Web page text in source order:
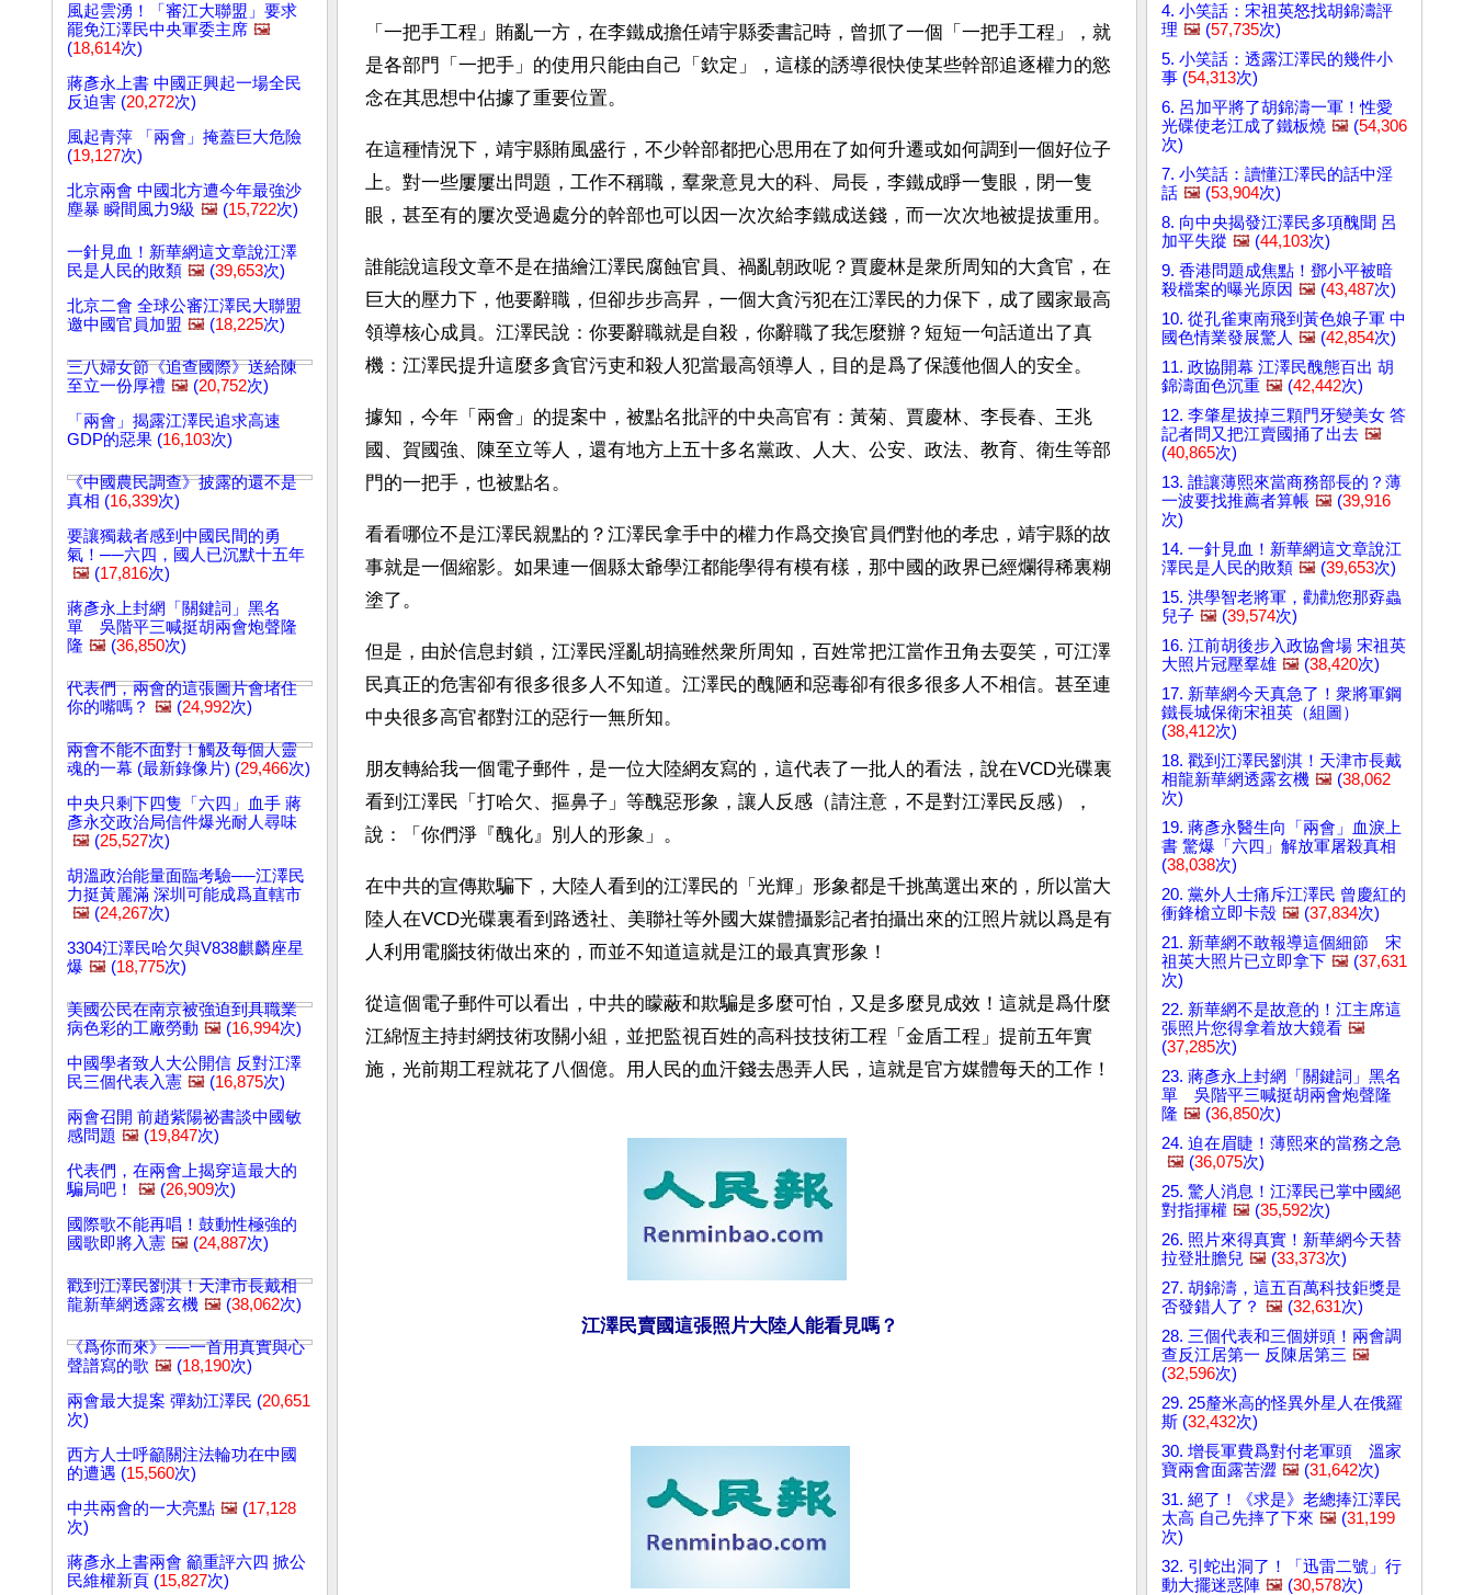
風起雲湧！「審江大聯盟」要求
罷免江澤民中央軍委主席 🖼️
(18,614次)
蔣彥永上書 中國正興起一場全民
反迫害 (20,272次)
風起青萍 「兩會」掩蓋巨大危險
(19,127次)
北京兩會 中國北方遭今年最強沙
塵暴 瞬間風力9級 🖼️ (15,722次)
一針見血！新華網這文章說江澤
民是人民的敗類 🖼️ (39,653次)
北京二會 全球公審江澤民大聯盟
邀中國官員加盟 🖼️ (18,225次)
三八婦女節《追查國際》送給陳
至立一份厚禮 🖼️ (20,752次)
「兩會」揭露江澤民追求高速
GDP的惡果 (16,103次)
《中國農民調查》披露的還不是
真相 (16,339次)
要讓獨裁者感到中國民間的勇
氣！──六四，國人已沉默十五年
🖼️ (17,816次)
蔣彥永上封網「關鍵詞」黑名
單 吳階平三喊挺胡兩會炮聲隆
隆 🖼️ (36,850次)
代表們，兩會的這張圖片會堵住
你的嘴嗎？ 🖼️ (24,992次)
兩會不能不面對！觸及每個人靈
魂的一幕 (最新錄像片) (29,466次)
中央只剩下四隻「六四」血手 蔣
彥永交政治局信件爆光耐人尋味
🖼️ (25,527次)
胡溫政治能量面臨考驗──江澤民
力挺黃麗滿 深圳可能成爲直轄市
🖼️ (24,267次)
3304江澤民哈欠與V838麒麟座星
爆 🖼️ (18,775次)
美國公民在南京被強迫到具職業
病色彩的工廠勞動 🖼️ (16,994次)
中國學者致人大公開信 反對江澤
民三個代表入憲 🖼️ (16,875次)
兩會召開 前趙紫陽祕書談中國敏
感問題 🖼️ (19,847次)
代表們，在兩會上揭穿這最大的
騙局吧！
🖼️ (26,909次)
國際歌不能再唱！鼓動性極強的
國歌即將入憲 🖼️ (24,887次)
戳到江澤民劉淇！天津市長戴相
龍新華網透露玄機 🖼️ (38,062次)
《爲你而來》──一首用真實與心
聲譜寫的歌 🖼️ (18,190次)
兩會最大提案 彈劾江澤民 (20,651
次)
西方人士呼籲關注法輪功在中國
的遭遇 (15,560次)
中共兩會的一大亮點 🖼️ (17,128
次)
蔣彥永上書兩會 籲重評六四 掀公
民維權新頁 (15,827次)
「一把手工程」賄亂一方，在李鐵成擔任靖宇縣委書記時，曾抓了一個「一把手工程」，就
是各部門「一把手」的使用只能由自己「欽定」，這樣的誘導很快使某些幹部追逐權力的慾
念在其思想中佔據了重要位置。
在這種情況下，靖宇縣賄風盛行，不少幹部都把心思用在了如何升遷或如何調到一個好位子
上。對一些屢屢出問題，工作不稱職，羣衆意見大的科、局長，李鐵成睜一隻眼，閉一隻
眼，甚至有的屢次受過處分的幹部也可以因一次次給李鐵成送錢，而一次次地被提拔重用。
誰能說這段文章不是在描繪江澤民腐蝕官員、禍亂朝政呢？賈慶林是衆所周知的大貪官，在
巨大的壓力下，他要辭職，但卻步步高昇，一個大貪污犯在江澤民的力保下，成了國家最高
領導核心成員。江澤民說：你要辭職就是自殺，你辭職了我怎麼辦？短短一句話道出了真
機：江澤民提升這麼多貪官污吏和殺人犯當最高領導人，目的是爲了保護他個人的安全。
據知，今年「兩會」的提案中，被點名批評的中央高官有：黃菊、賈慶林、李長春、王兆
國、賀國強、陳至立等人，還有地方上五十多名黨政、人大、公安、政法、教育、衛生等部
門的一把手，也被點名。
看看哪位不是江澤民親點的？江澤民拿手中的權力作爲交換官員們對他的孝忠，靖宇縣的故
事就是一個縮影。如果連一個縣太爺學江都能學得有模有樣，那中國的政界已經爛得稀裏糊
塗了。
但是，由於信息封鎖，江澤民淫亂胡搞雖然衆所周知，百姓常把江當作丑角去耍笑，可江澤
民真正的危害卻有很多很多人不知道。江澤民的醜陋和惡毒卻有很多很多人不相信。甚至連
中央很多高官都對江的惡行一無所知。
朋友轉給我一個電子郵件，是一位大陸網友寫的，這代表了一批人的看法，說在VCD光碟裏
看到江澤民「打哈欠、摳鼻子」等醜惡形象，讓人反感（請注意，不是對江澤民反感），
說：「你們淨『醜化』別人的形象」。
在中共的宣傳欺騙下，大陸人看到的江澤民的「光輝」形象都是千挑萬選出來的，所以當大
陸人在VCD光碟裏看到路透社、美聯社等外國大媒體攝影記者拍攝出來的江照片就以爲是有
人利用電腦技術做出來的，而並不知道這就是江的最真實形象！
從這個電子郵件可以看出，中共的矇蔽和欺騙是多麼可怕，又是多麼見成效！這就是爲什麼
江綿恆主持封網技術攻關小組，並把監視百姓的高科技技術工程「金盾工程」提前五年實
施，光前期工程就花了八個億。用人民的血汗錢去愚弄人民，這就是官方媒體每天的工作！
江澤民賣國這張照片大陸人能看見嗎？
4. 小笑話：宋祖英怒找胡錦濤評
理 🖼️ (57,735次)
5. 小笑話：透露江澤民的幾件小
事 (54,313次)
6. 呂加平將了胡錦濤一軍！性愛
光碟使老江成了鐵板燒 🖼️ (54,306
次)
7. 小笑話：讀懂江澤民的話中淫
話 🖼️ (53,904次)
8. 向中央揭發江澤民多項醜聞 呂
加平失蹤 🖼️ (44,103次)
9. 香港問題成焦點！鄧小平被暗
殺檔案的曝光原因 🖼️ (43,487次)
10. 從孔雀東南飛到黃色娘子軍 中
國色情業發展驚人 🖼️ (42,854次)
11. 政協開幕 江澤民醜態百出 胡
錦濤面色沉重 🖼️ (42,442次)
12. 李肇星拔掉三顆門牙變美女 答
記者問又把江賣國捅了出去 🖼️
(40,865次)
13. 誰讓薄熙來當商務部長的？薄
一波要找推薦者算帳 🖼️ (39,916
次)
14. 一針見血！新華網這文章說江
澤民是人民的敗類 🖼️ (39,653次)
15. 洪學智老將軍，勸勸您那孬蟲
兒子 🖼️ (39,574次)
16. 江前胡後步入政協會場 宋祖英
大照片冠壓羣雄 🖼️ (38,420次)
17. 新華網今天真急了！衆將軍鋼
鐵長城保衛宋祖英（組圖）
(38,412次)
18. 戳到江澤民劉淇！天津市長戴
相龍新華網透露玄機 🖼️ (38,062
次)
19. 蔣彥永醫生向「兩會」血淚上
書 驚爆「六四」解放軍屠殺真相
(38,038次)
20. 黨外人士痛斥江澤民 曾慶紅的
衝鋒槍立即卡殼 🖼️ (37,834次)
21. 新華網不敢報導這個細節 宋
祖英大照片已立即拿下 🖼️ (37,631
次)
22. 新華網不是故意的！江主席這
張照片您得拿着放大鏡看 🖼️
(37,285次)
23. 蔣彥永上封網「關鍵詞」黑名
單 吳階平三喊挺胡兩會炮聲隆
隆 🖼️ (36,850次)
24. 迫在眉睫！薄熙來的當務之急
🖼️ (36,075次)
25. 驚人消息！江澤民已掌中國絕
對指揮權 🖼️ (35,592次)
26. 照片來得真實！新華網今天替
拉登壯膽兒 🖼️ (33,373次)
27. 胡錦濤，這五百萬科技鉅獎是
否發錯人了？ 🖼️ (32,631次)
28. 三個代表和三個姘頭！兩會調
查反江居第一 反陳居第三 🖼️
(32,596次)
29. 25釐米高的怪異外星人在俄羅
斯 (32,432次)
30. 增長軍費爲對付老軍頭 溫家
寶兩會面露苦澀 🖼️ (31,642次)
31. 絕了！《求是》老總捧江澤民
太高 自己先摔了下來 🖼️ (31,199
次)
32. 引蛇出洞了！「迅雷二號」行
動大擺迷惑陣 🖼️ (30,578次)